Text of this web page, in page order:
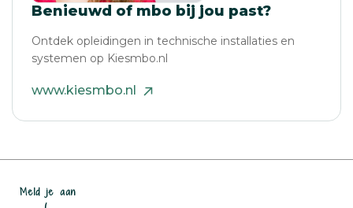
Benieuwd of mbo bij jou past?
Ontdek opleidingen in technische installaties en
systemen op Kiesmbo.nl
www.kiesmbo.nl
Meld je aan